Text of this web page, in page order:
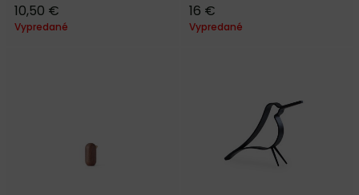
10,50 €
Vypredané
Copenhagen.
16 €
Vypredané